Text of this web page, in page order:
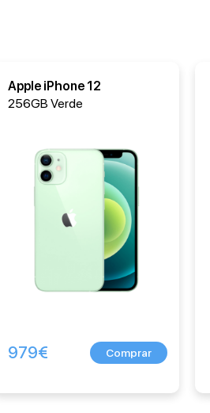
Apple iPhone 12
256GB Verde
979€